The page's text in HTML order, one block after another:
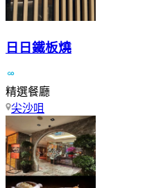
日日鐵板燒
精選餐廳
尖沙咀